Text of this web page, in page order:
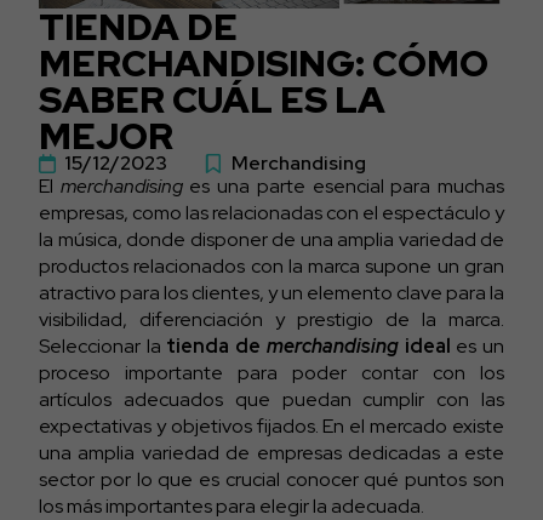
TIENDA DE
MERCHANDISING: CÓMO
SABER CUÁL ES LA
MEJOR
15/12/2023
Merchandising
El merchandisinges una parte esencial para muchas
empresas, como las relacionadas con el espectáculo y
la música, donde disponer de una amplia variedad de
productos relacionados con la marca supone un gran
atractivo para los clientes, y un elemento clave para la
visibilidad, diferenciación y prestigio de la marca.
Seleccionar la tienda de merchandising ideal es un
proceso importante para poder contar con los
artículos adecuados que puedan cumplir con las
expectativas y objetivos fijados. En el mercado existe
una amplia variedad de empresas dedicadas a este
sector por lo que es crucial conocer qué puntos son
los más importantes para elegir la adecuada.